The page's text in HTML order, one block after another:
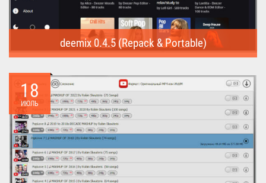
deemix 0.4.5 (Repack & Portable)
треки...
18
ИЮЛЬ